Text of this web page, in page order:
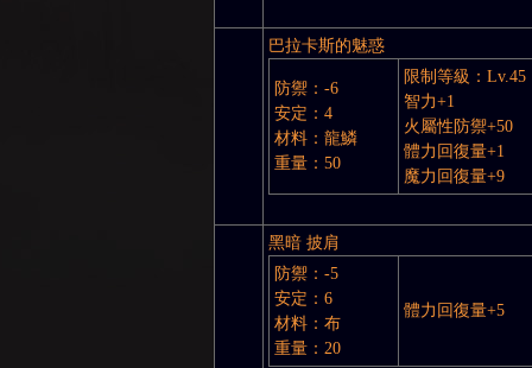
巴拉卡斯的魅惑
防禦：-6
安定：4
材料：龍鱗
重量：50
限制等級：Lv.45
智力+1
火屬性防禦+50
體力回復量+1
魔力回復量+9
黑暗 披肩
防禦：-5
安定：6
材料：布
重量：20
體力回復量+5